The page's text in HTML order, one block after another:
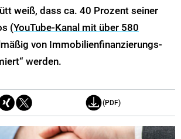
weiß, dass ca. 40 Prozent seiner
(YouTube-Kanal mit über 580
von Immobilienfinanzierungs-
werden.
(PDF)